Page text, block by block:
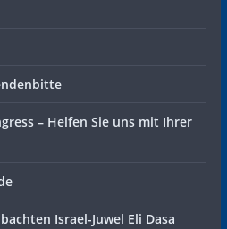
– Helfen Sie uns mit Ihrer
Israel-Juwel Eli Dasa